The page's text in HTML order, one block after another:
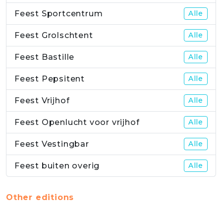
Feest Sportcentrum Alle
Feest Grolschtent Alle
Feest Bastille Alle
Feest Pepsitent Alle
Feest Vrijhof Alle
Feest Openlucht voor vrijhof Alle
Feest Vestingbar Alle
Feest buiten overig Alle
Other editions